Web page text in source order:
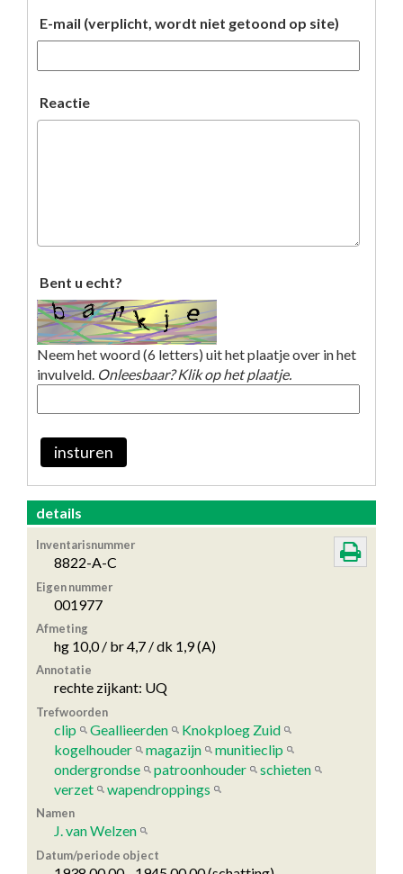
E-mail (verplicht, wordt niet getoond op site)
Reactie
Bent u echt?
Neem het woord (6 letters) uit het plaatje over in het
invulveld. Onleesbaar? Klik op het plaatje.
insturen
details
Inventarisnummer
8822-A-C
Eigen nummer
001977
Afmeting
hg 10,0 / br 4,7 / dk 1,9 (A)
Annotatie
rechte zijkant: UQ
Trefwoorden
clip Geallieerden
Knokploeg Zuid
kogelhouder
magazijn
munitieclip
ondergrondse
patroonhouder
schieten
verzet
wapendroppings
Namen
J. van Welzen
Datum/periode object